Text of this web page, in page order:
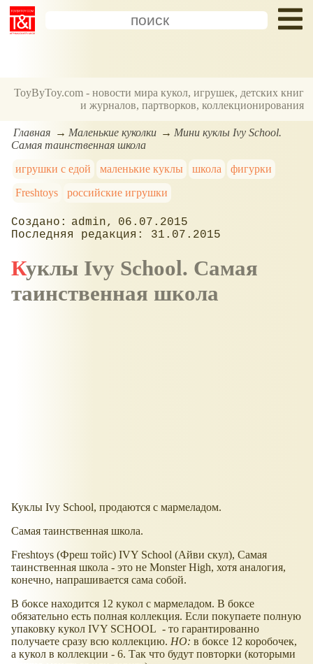
ToyByToy.com - новости мира кукол, игрушек, детских книг
и журналов, партворков, коллекционирования
Главная Маленькие куколки
Мини куклы Ivy School.
Самая таинственная школа
игрушки с едой
маленькие куклы школа
фигурки
Freshtoys
российские игрушки
admin
06.07.2015
31.07.2015
Куклы Ivy School. Самая
таинственная школа
Куклы Ivy School, продаются с мармеладом.
Самая таинственная школа.
Freshtoys (Фреш тойс) IVY School (Айви скул), Самая
таинственная школа - это не Monster High, хотя аналогия,
конечно, напрашивается сама собой.
В боксе находится 12 кукол с мармеладом. В боксе
обязательно есть полная коллекция. Если покупаете полную
упаковку кукол IVY SCHOOL - то гарантированно
получаете сразу всю коллекцию. НО: в боксе 12 коробочек,
а кукол в коллекции - 6. Так что будут повторки (которыми